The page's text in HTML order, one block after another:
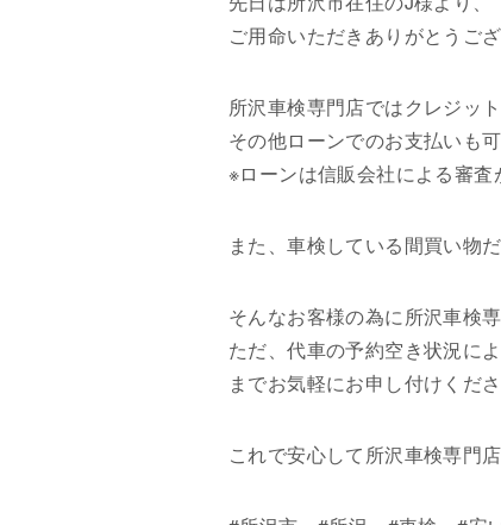
ご用命いただきありがとうご
所沢車検専門店ではクレジッ
その他ローンでのお支払いも
※ローンは信販会社による審査
また、車検している間買い物
そんなお客様の為に所沢車検
ただ、代車の予約空き状況に
までお気軽にお申し付けくださ
これで安心して所沢車検専門